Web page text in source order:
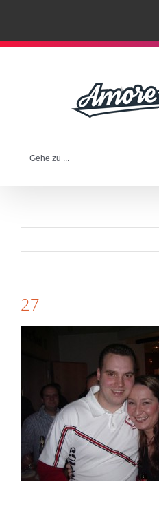
Zum
Gehe zu ...
27